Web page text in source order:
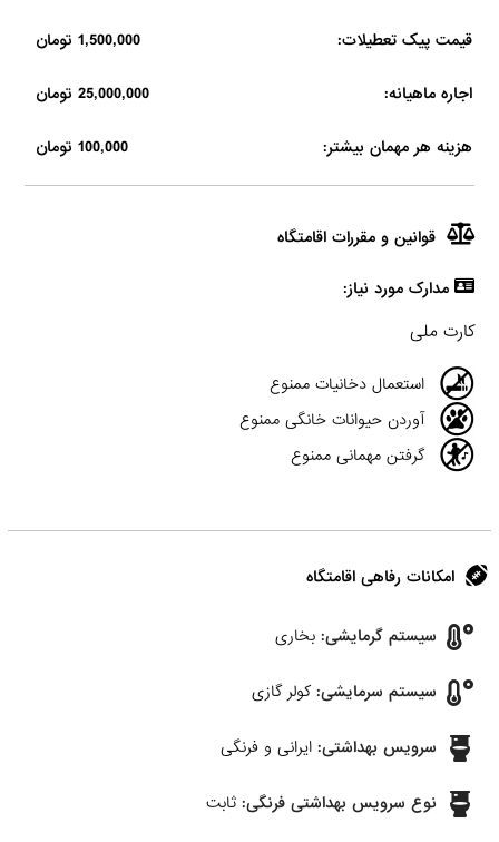
قیمت پیک تعطیلات: 1,500,000 تومان
اجاره ماهیانه: 25,000,000 تومان
هزینه هر مهمان بیشتر: 100,000 تومان
قوانین و مقررات اقامتگاه
مدارک مورد نیاز:
کارت ملی
استعمال دخانیات ممنوع
آوردن حیوانات خانگی ممنوع
گرفتن مهمانی ممنوع
امکانات رفاهی اقامتگاه
سیستم گرمایشی: بخاری
سیستم سرمایشی: کولر گازی
سرویس بهداشتی: ایرانی و فرنگی
نوع سرویس بهداشتی فرنگی: ثابت